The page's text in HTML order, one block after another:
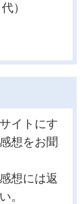
）
イトにす
想をお聞
想には返
。